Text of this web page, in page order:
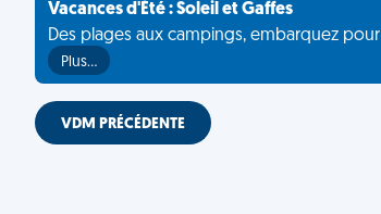
Vacances d'Été : Soleil et Gaffes
Des plages aux campings, embarquez
Plus…
VDM PRÉCÉDENTE